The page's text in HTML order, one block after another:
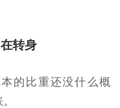
转身
的比重还没什么概